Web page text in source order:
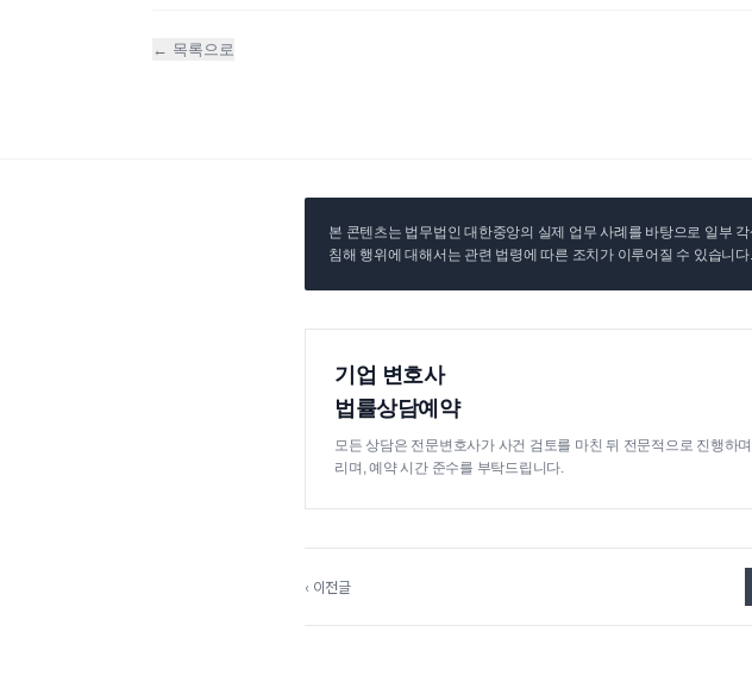
← 목록으로
본 콘텐츠는 법무법인 대한중앙의 실제 업무 사례를 바탕으로 일부
침해 행위에 대해서는 관련 법령에 따른 조치가 이루어질 수 있습니다.
기업 변호사
법률상담예약
모든 상담은 전문변호사가 사건 검토를 마친 뒤 전문적으로 진행하
리며, 예약 시간 준수를 부탁드립니다.
‹ 이전글